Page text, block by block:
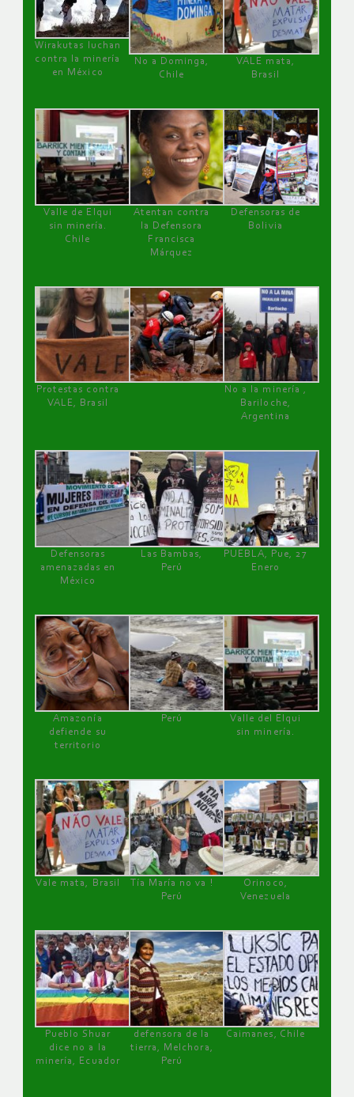
Wirakutas luchan
contra la minería
en México
No a Dominga,
Chile
VALE mata,
Brasil
Valle de Elqui
sin minería.
Chile
Atentan contra
la Defensora
Francisca
Márquez
Defensoras de
Bolivia
Protestas contra
VALE, Brasil
No a la minería ,
Bariloche,
Argentina
Defensoras
amenazadas en
México
Las Bambas,
Perú
PUEBLA, Pue, 27
Enero
Amazonía
defiende su
territorio
Perú
Valle del Elqui
sin minería.
Vale mata, Brasil
Tía María no va !
Perú
Orinoco,
Venezuela
Pueblo Shuar
dice no a la
minería, Ecuador
defensora de la
tierra, Melchora,
Perú
Caimanes, Chile